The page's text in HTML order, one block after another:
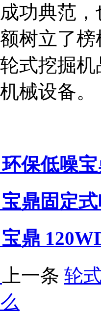
功典范
树立了
式挖掘
械设备。
环保低噪
宝鼎固定
宝鼎
上一条 轮